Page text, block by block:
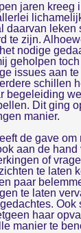
jaren kreeg
daarvan leken
te zijn.
nodige
geholpen
issues aan
schillen
begeleiding
Dit ging
manier.
de gave om
aan de
of
te laten
paar
te laten
Ook
haar
manier te